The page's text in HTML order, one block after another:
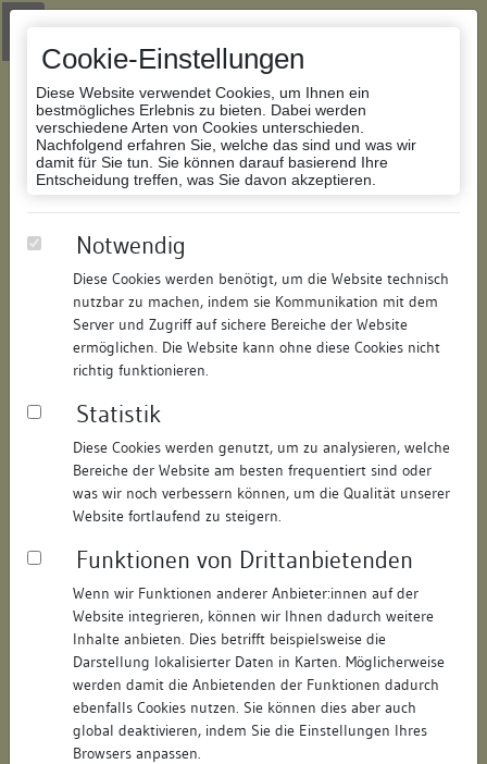
Cookie-Einstellungen
Diese Website verwendet Cookies, um Ihnen ein
bestmögliches Erlebnis zu bieten. Dabei werden
verschiedene Arten von Cookies unterschieden.
Nachfolgend erfahren Sie, welche das sind und was wir
damit für Sie tun. Sie können darauf basierend Ihre
Entscheidung treffen, was Sie davon akzeptieren.
Notwendig
Diese Cookies werden benötigt, um die Website technisch
nutzbar zu machen, indem sie Kommunikation mit dem
Server und Zugriff auf sichere Bereiche der Website
ermöglichen. Die Website kann ohne diese Cookies nicht
richtig funktionieren.
Statistik
Diese Cookies werden genutzt, um zu analysieren, welche
Bereiche der Website am besten frequentiert sind oder
was wir noch verbessern können, um die Qualität unserer
Website fortlaufend zu steigern.
Funktionen von Drittanbietenden
Wenn wir Funktionen anderer Anbieter:innen auf der
Website integrieren, können wir Ihnen dadurch weitere
Inhalte anbieten. Dies betrifft beispielsweise die
Darstellung lokalisierter Daten in Karten. Möglicherweise
werden damit die Anbietenden der Funktionen dadurch
ebenfalls Cookies nutzen. Sie können dies aber auch
global deaktivieren, indem Sie die Einstellungen Ihres
Browsers anpassen.
Zur Navigation springen
Zum Inhalt der Website springen
Datenbank Bauforschung/Restaurierung
102509185715/Datum:22.11.2011
Datenbestand:
Bauforschung
Als PDF herunterladen:
Objektdaten
Straße: Hohenhausgasse
Hausnummer: 7
Postleitzahl: 78426
Stadt-Teilort: Konstanz
Regierungsbezirk: Freiburg
Konstanz (Landkreis)
Wohnplatzschlüssel: 8335043012